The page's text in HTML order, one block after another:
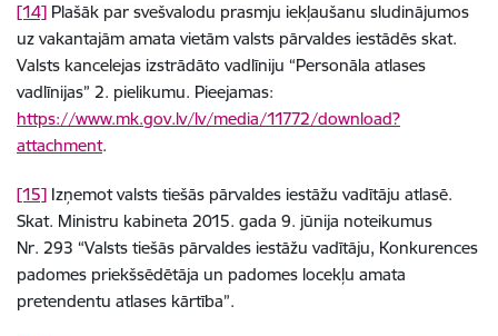
[14] Plašāk par svešvalodu prasmju iekļaušanu sludinājumos
uz vakantajām amata vietām valsts pārvaldes iestādēs skat.
Valsts kancelejas izstrādāto vadlīniju “Personāla atlases
vadlīnijas” 2. pielikumu. Pieejamas:
https://www.mk.gov.lv/lv/media/11772/download?
attachment.
[15] Izņemot valsts tiešās pārvaldes iestāžu vadītāju atlasē.
Skat. Ministru kabineta 2015. gada 9. jūnija noteikumus
Nr. 293 “Valsts tiešās pārvaldes iestāžu vadītāju, Konkurences
padomes priekšsēdētāja un padomes locekļu amata
pretendentu atlases kārtība”.